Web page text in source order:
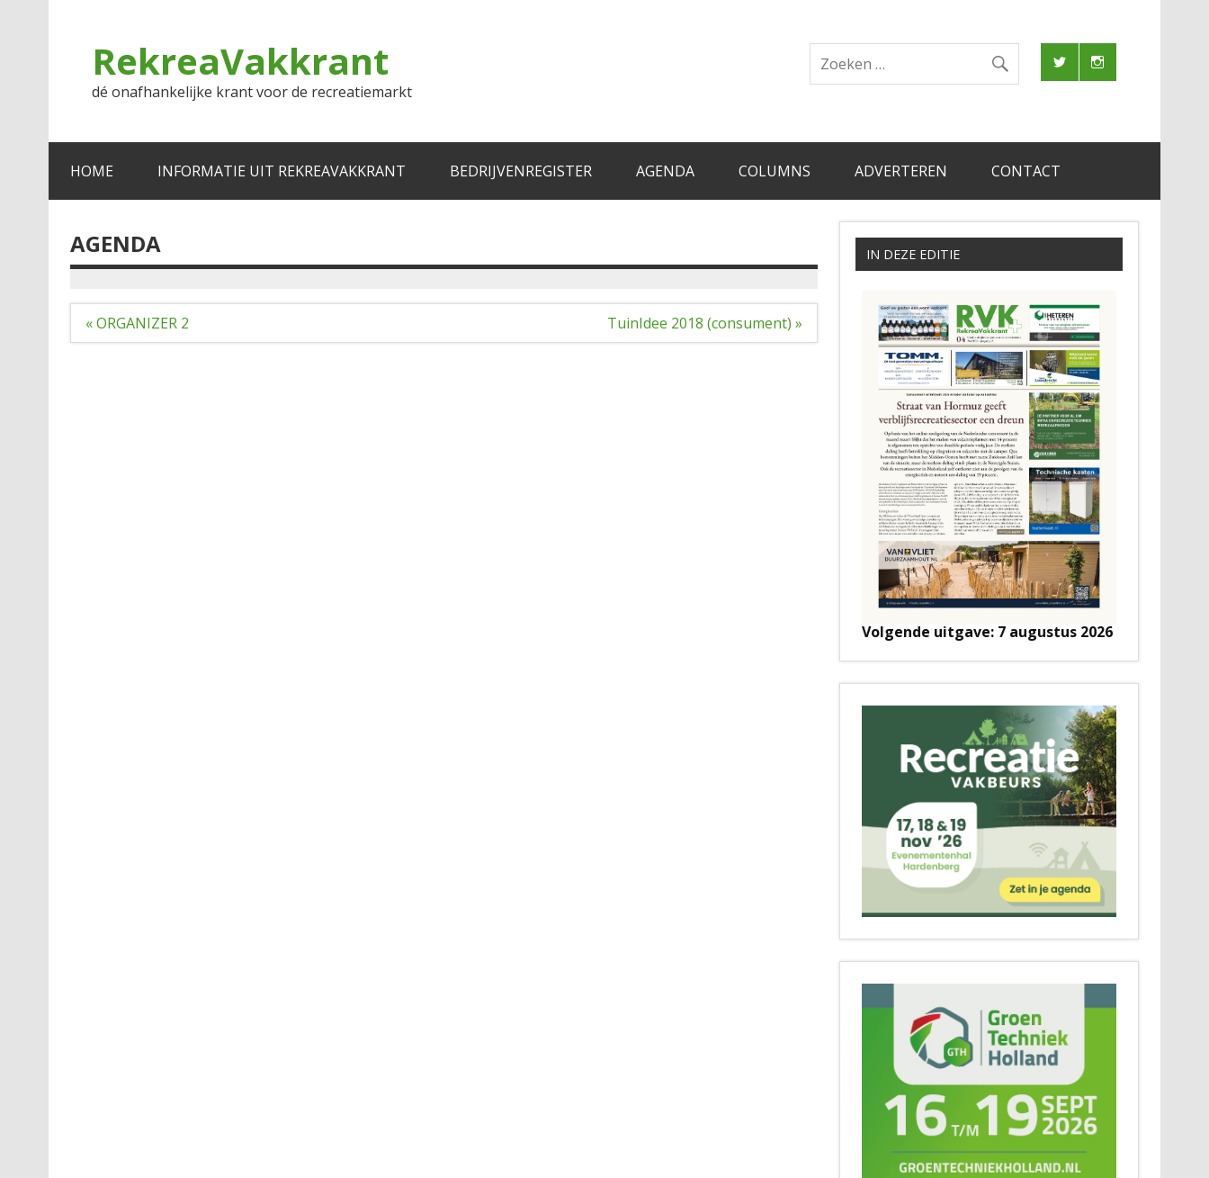
RekreaVakkrant
dé onafhankelijke krant voor de recreatiemarkt
HOME INFORMATIE UIT REKREAVAKKRANT BEDRIJVENREGISTER AGENDA COLUMNS ADVERTEREN CONTACT
AGENDA
Bericht
« ORGANIZER 2 TuinIdee 2018 (consument) »
IN DEZE EDITIE
Volgende uitgave: 7 augustus 2026